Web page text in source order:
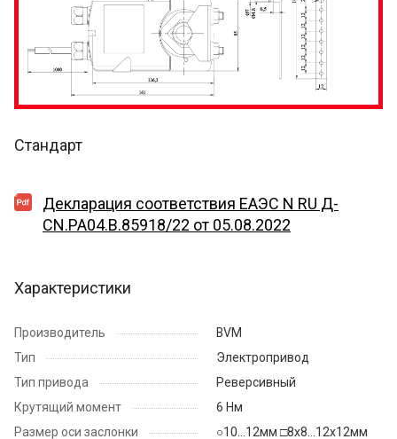
Стандарт
Декларация соответствия EAЭС N RU Д-
CN.PA04.B.85918/22 от 05.08.2022
Характеристики
Производитель
BVM
Тип
Электропривод
Тип привода
Реверсивный
Крутящий момент
6 Нм
Размер оси заслонки
○10...12мм □8х8...12х12мм